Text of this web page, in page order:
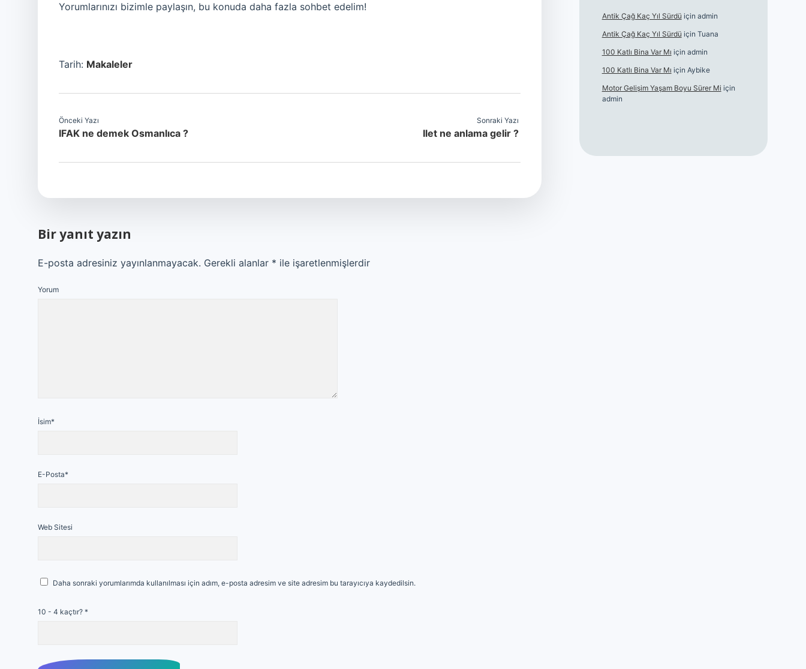
Yorumlarınızı bizimle paylaşın, bu konuda daha fazla sohbet edelim!
Tarih: Makaleler
Önceki Yazı
IFAK ne demek Osmanlıca ?
Sonraki Yazı
Ilet ne anlama gelir ?
Bir yanıt yazın
E-posta adresiniz yayınlanmayacak. Gerekli alanlar * ile işaretlenmişlerdir
Yorum
İsim*
E-Posta*
Web Sitesi
Daha sonraki yorumlarımda kullanılması için adım, e-posta adresim ve site adresim bu tarayıcıya kaydedilsin.
10 - 4 kaçtır? *
Antik Çağ Kaç Yıl Sürdü için admin
Antik Çağ Kaç Yıl Sürdü için Tuana
100 Katlı Bina Var Mı için admin
100 Katlı Bina Var Mı için Aybike
Motor Gelişim Yaşam Boyu Sürer Mi için
admin